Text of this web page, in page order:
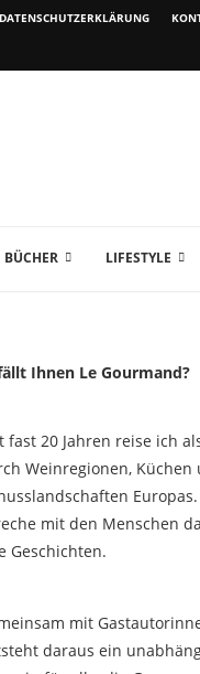
DATENSCHUTZERKLÄRUNG
BÜCHER LIFESTYLE
Ihnen Le Gourmand?
fast 20 Jahren reise ich
Weinregionen, Küchen
mit den Menschen
Geschichten.
mit
daraus ein